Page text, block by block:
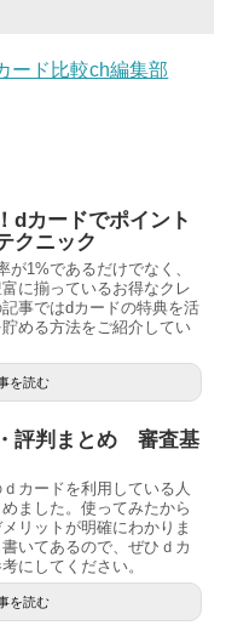
ード比較ch編集部
dカードでポイント
クニック
1%であるだけでなく、
に揃っているお得なクレ
事ではdカードの特典を活
める方法をご紹介してい
を読む
評判まとめ 審査基
カードを利用している人
ました。使ってみたから
リットが明確にわかりま
いてあるので、ぜひｄカ
にしてください。
を読む